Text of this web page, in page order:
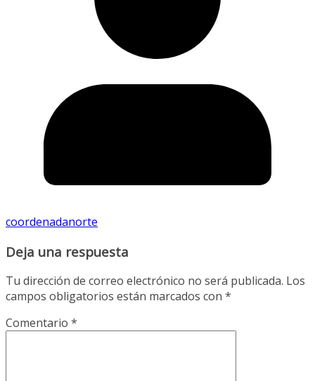
coordenadanorte
Deja una respuesta
Tu dirección de correo electrónico no será publicada. Los
campos obligatorios están marcados con *
Comentario *